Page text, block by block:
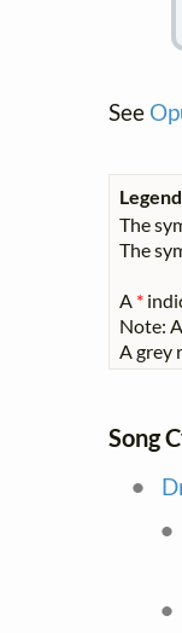
See
The
The
A *
Note: A
A grey
Song